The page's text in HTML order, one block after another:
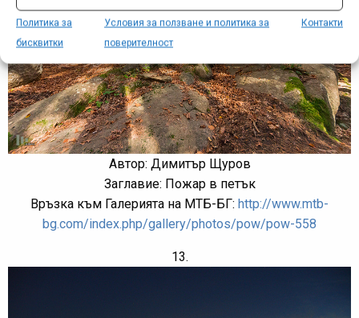
Политика за
бисквитки
Условия за ползване и политика за
поверителност
Контакти
Автор: Димитър Щуров
Заглавие: Пожар в петък
Връзка към Галерията на МТБ-БГ: http://www.mtb-
bg.com/index.php/gallery/photos/pow/pow-558
13.